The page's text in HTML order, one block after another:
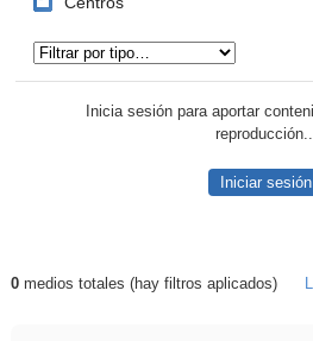
Inicia sesión para aportar
Iniciar sesión
Resultados de: falsa
0medios totales (hay filtros aplicados)